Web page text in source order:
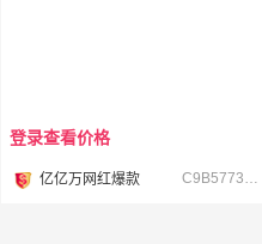
¥
亿亿万网红爆款 C9B57737 #
登录查看价格